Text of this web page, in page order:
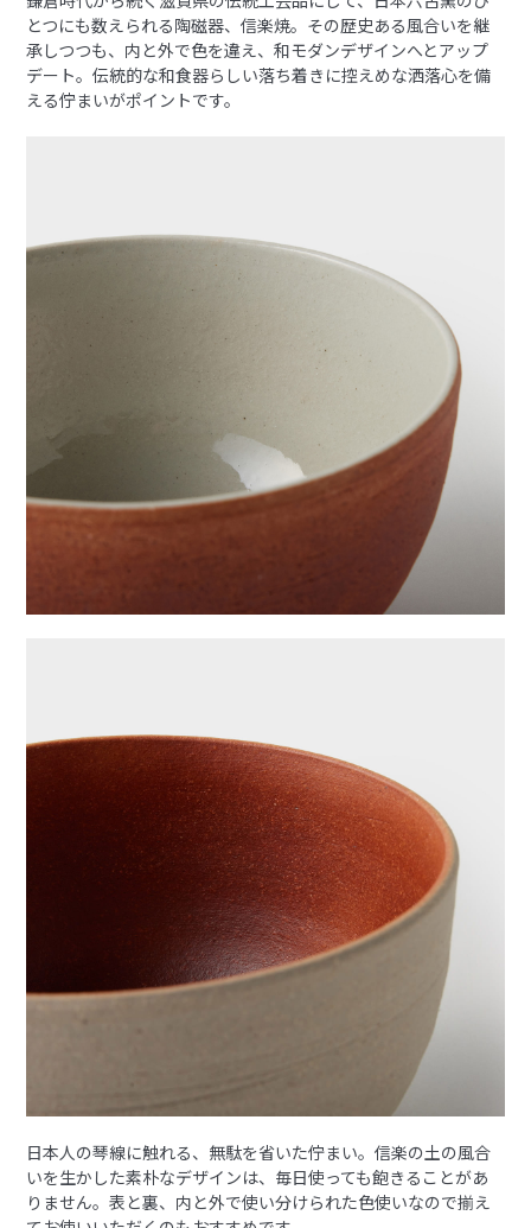
とつにも数えられる陶磁器、信楽焼。その歴史ある風合いを継
承しつつも、内と外で色を違え、和モダンデザインへとアップ
デート。伝統的な和食器らしい落ち着きに控えめな洒落心を備
える佇まいがポイントです。
日本人の琴線に触れる、無駄を省いた佇まい。信楽の土の風合
いを生かした素朴なデザインは、毎日使っても飽きることがあ
りません。表と裏、内と外で使い分けられた色使いなので揃え